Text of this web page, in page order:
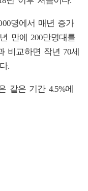
명에서 매년 증가
만에 200만명대를
비교하면 작년 70세
.
같은 기간 4.5%에